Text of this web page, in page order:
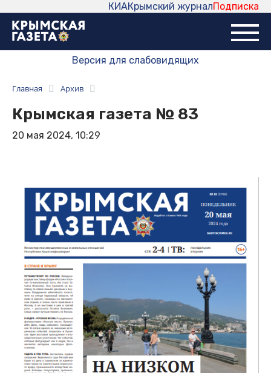
Подписка
Крымский журнал
КИА
Версия для слабовидящих
Главная Архив
Крымская газета № 83
20 мая 2024, 10:29